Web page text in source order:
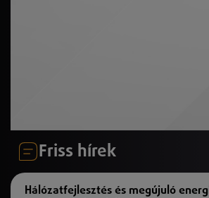
Friss hírek
Hálózatfejlesztés és megújuló